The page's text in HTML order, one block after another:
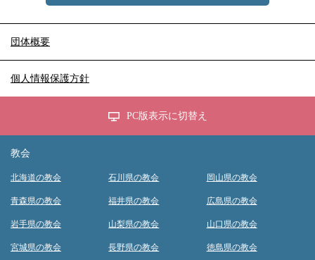
団体概要
個人情報保護方針
PC版表示に切替え
教会
北海道の教会
青森県の教会
岩手県の教会
宮城県の教会
石川県の教会
福井県の教会
山梨県の教会
長野県の教会
岡山県の教会
広島県の教会
山口県の教会
徳島県の教会